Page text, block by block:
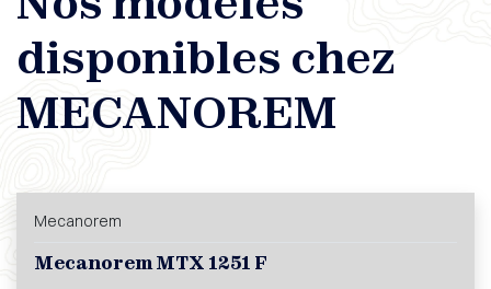
disponibles chez
MECANOREM
Mecanorem
Mecanorem MTX 1251 F